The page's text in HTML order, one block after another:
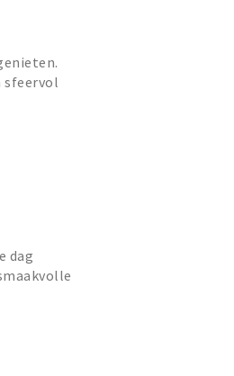
sfeervol
dag